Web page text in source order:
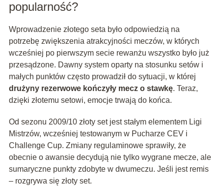
popularność?
Wprowadzenie złotego seta było odpowiedzią na
potrzebę zwiększenia atrakcyjności meczów, w których
wcześniej po pierwszym secie rewanżu wszystko było już
przesądzone. Dawny system oparty na stosunku setów i
małych punktów często prowadził do sytuacji, w której
drużyny rezerwowe kończyły mecz o stawkę. Teraz,
dzięki złotemu setowi, emocje trwają do końca.
Od sezonu 2009/10 złoty set jest stałym elementem Ligi
Mistrzów, wcześniej testowanym w Pucharze CEV i
Challenge Cup. Zmiany regulaminowe sprawiły, że
obecnie o awansie decydują nie tylko wygrane mecze, ale
sumaryczne punkty zdobyte w dwumeczu. Jeśli jest remis
– rozgrywa się złoty set.